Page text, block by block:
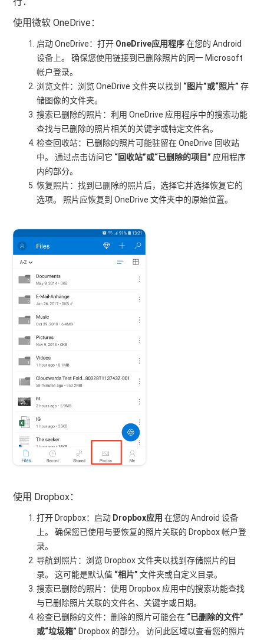
使用微软 OneDrive：
启动 OneDrive：打开 OneDrive应用程序在您的 Android
设备上。 确保您使用链接到已删除照片的同一 Microsoft
帐户登录。
浏览文件：浏览 OneDrive 文件夹以找到 “图片”或“照片” 存
储图像的文件夹。
搜索已删除的照片：利用 OneDrive 应用程序中的搜索功能
查找与已删除的照片相关的关键字或特定文件名。
检查回收站：已删除的照片可能驻留在 OneDrive 回收站
中。 通过点击访问它 “回收站”或“已删除的项目” 应用程序
内的部分。
恢复照片：找到已删除的照片后，选择它并选择恢复它的
选项。 照片应恢复到 OneDrive 文件夹中的原始位置。
使用 Dropbox：
打开 Dropbox：启动 Dropbox应用 在您的 Android 设备
上。 确保您已使用与要恢复的照片关联的 Dropbox 帐户登
录。
导航到照片：浏览 Dropbox 文件夹以找到存储照片的目
录。 这可能是默认值 “相片” 文件夹或自定义目录。
搜索已删除的照片：使用 Dropbox 应用中的搜索功能查找
与已删除照片关联的文件名、关键字或日期。
检查已删除的文件：删除的照片可能会在 “已删除的文件”
或“垃圾箱” Dropbox 的部分。 访问此区域以查看您的照片